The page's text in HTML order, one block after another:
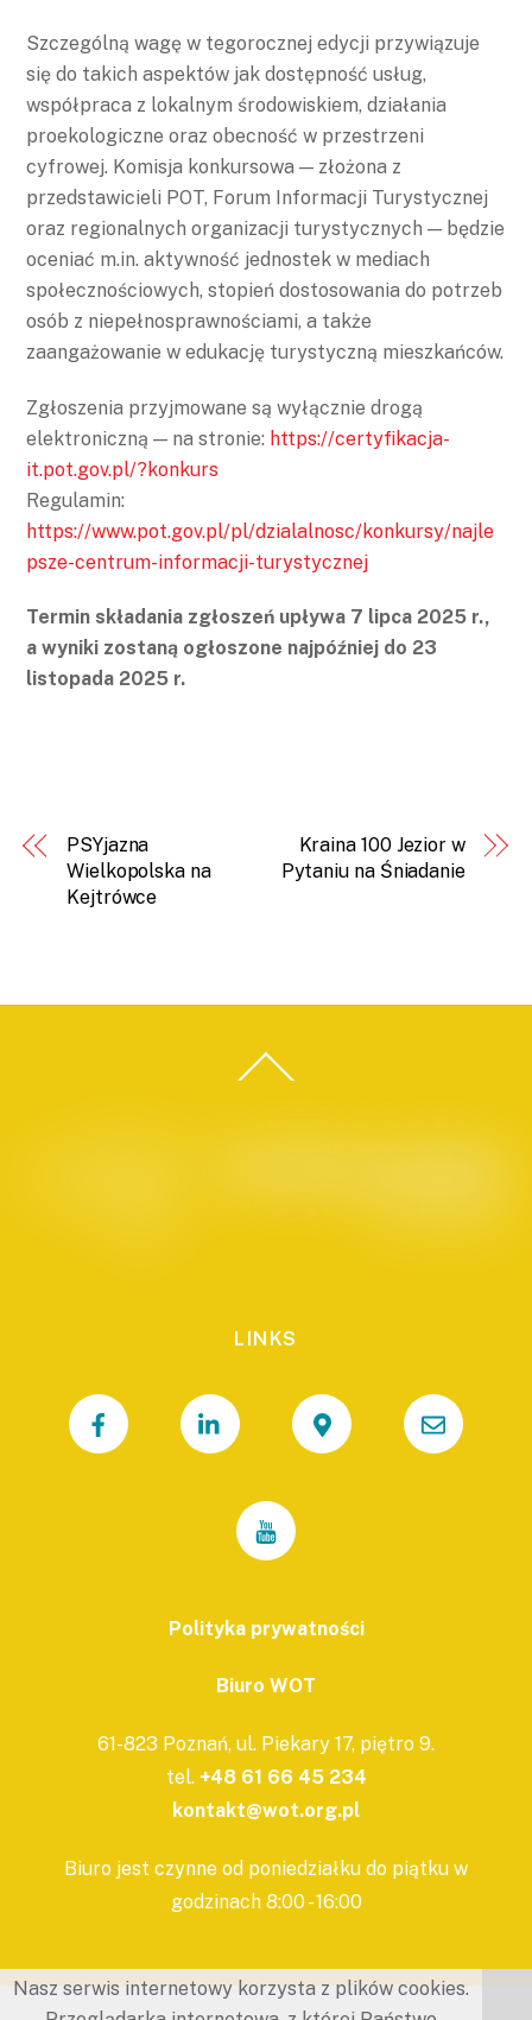
Szczególną wagę w tegorocznej edycji przywiązuje
się do takich aspektów jak dostępność usług,
współpraca z lokalnym środowiskiem, działania
proekologiczne oraz obecność w przestrzeni
cyfrowej. Komisja konkursowa — złożona z
przedstawicieli POT, Forum Informacji Turystycznej
oraz regionalnych organizacji turystycznych — będzie
oceniać m.in. aktywność jednostek w mediach
społecznościowych, stopień dostosowania do potrzeb
osób z niepełnosprawnościami, a także
zaangażowanie w edukację turystyczną mieszkańców.
Zgłoszenia przyjmowane są wyłącznie drogą
elektroniczną — na stronie: https://certyfikacja-
it.pot.gov.pl/?konkurs
Regulamin:
https://www.pot.gov.pl/pl/dzialalnosc/konkursy/najle
psze-centrum-informacji-turystycznej
Termin składania zgłoszeń upływa 7 lipca 2025 r.,
a wyniki zostaną ogłoszone najpóźniej do 23
listopada 2025 r.
PSYjazna
Wielkopolska na
Kejtrówce
Kraina 100 Jezior w
Pytaniu na Śniadanie
LINKS
Polityka prywatności
Biuro WOT
61-823 Poznań, ul. Piekary 17, piętro 9.
tel. +48 61 66 45 234
kontakt@wot.org.pl
Biuro jest czynne od poniedziałku do piątku w
godzinach 8:00 - 16:00
Nasz serwis internetowy korzysta z plików cookies.